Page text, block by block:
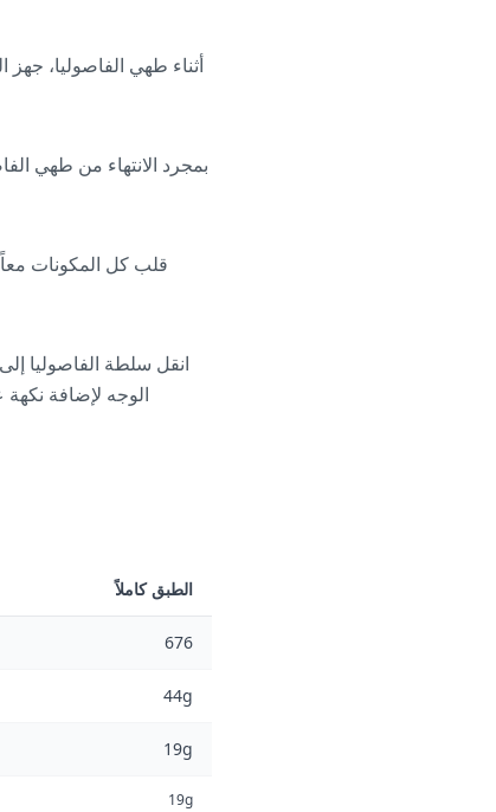
أثناء طهي الفاصوليا، جهز
بمجرد الانتهاء من طهي
قلب كل المكونات معاً
انقل سلطة الفاصوليا
الوجه لإضافة
الطبق كاملاً
676
44g
19g
19g